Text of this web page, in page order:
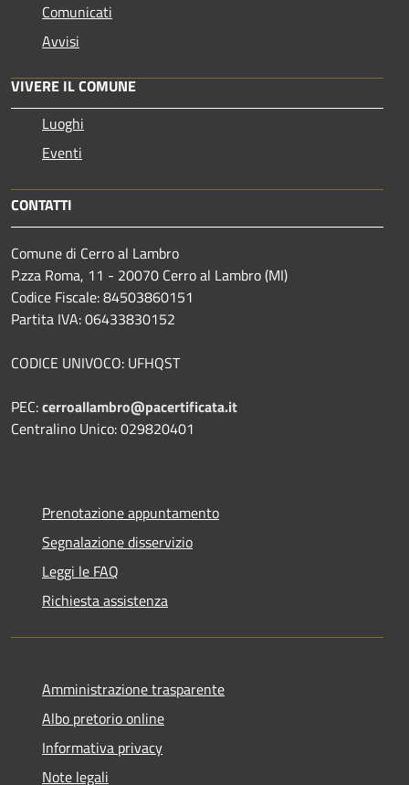
Comunicati
Avvisi
VIVERE IL COMUNE
Luoghi
Eventi
CONTATTI
Comune di Cerro al Lambro
P.zza Roma, 11 - 20070 Cerro al Lambro (MI)
Codice Fiscale: 84503860151
Partita IVA: 06433830152
CODICE UNIVOCO: UFHQST
PEC:cerroallambro@pacertificata.it
Centralino Unico: 029820401
Prenotazione appuntamento
Segnalazione disservizio
Leggi le FAQ
Richiesta assistenza
Amministrazione trasparente
Albo pretorio online
Informativa privacy
Note legali